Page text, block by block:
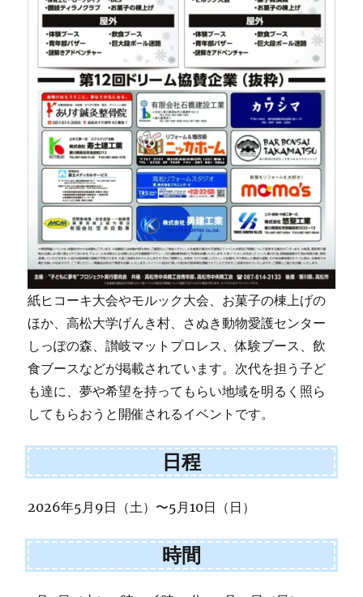
紙ヒコーキ大会やモルック大会、お菓子の棟上げの
ほか、高松大学げんき村、さぬき動物愛護センター
しっぽの森、讃岐マットプロレス、体験ブース、飲
食ブースなどが掲載されています。次代を担う子ど
も達に、夢や希望を持ってもらい地域を明るく照ら
してもらおうと開催されるイベントです。
日程
2026年5月9日（土）〜5月10日（日）
時間